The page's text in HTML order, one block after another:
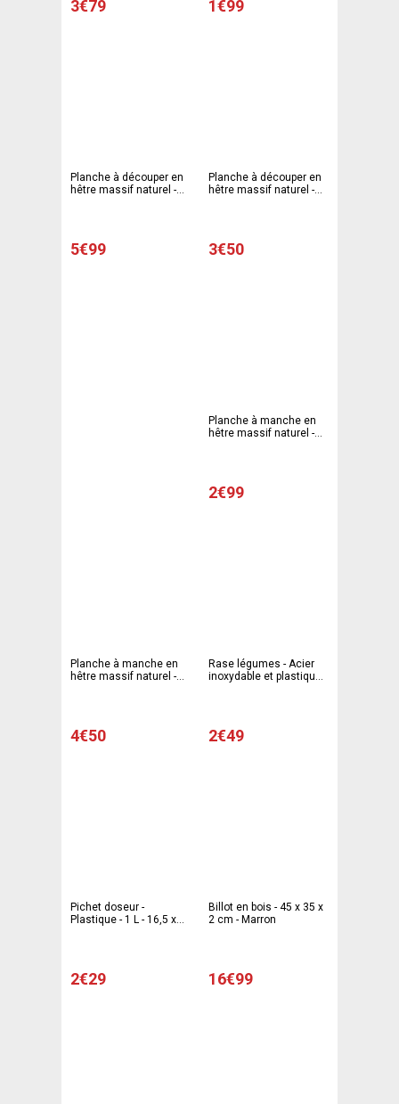
3€79 1€99
Planche à découper en
hêtre massif naturel -
5€99
Planche à découper en
hêtre massif naturel -
3€50
Planche à manche en
hêtre massif naturel -
2€99
Planche à manche en
hêtre massif naturel -
4€50
Rase légumes - Acier
inoxydable et plastique -
2€49
Pichet doseur -
Plastique - 1 L - 16,5 x
2€29
Billot en bois - 45 x 35 x
2 cm - Marron
16€99